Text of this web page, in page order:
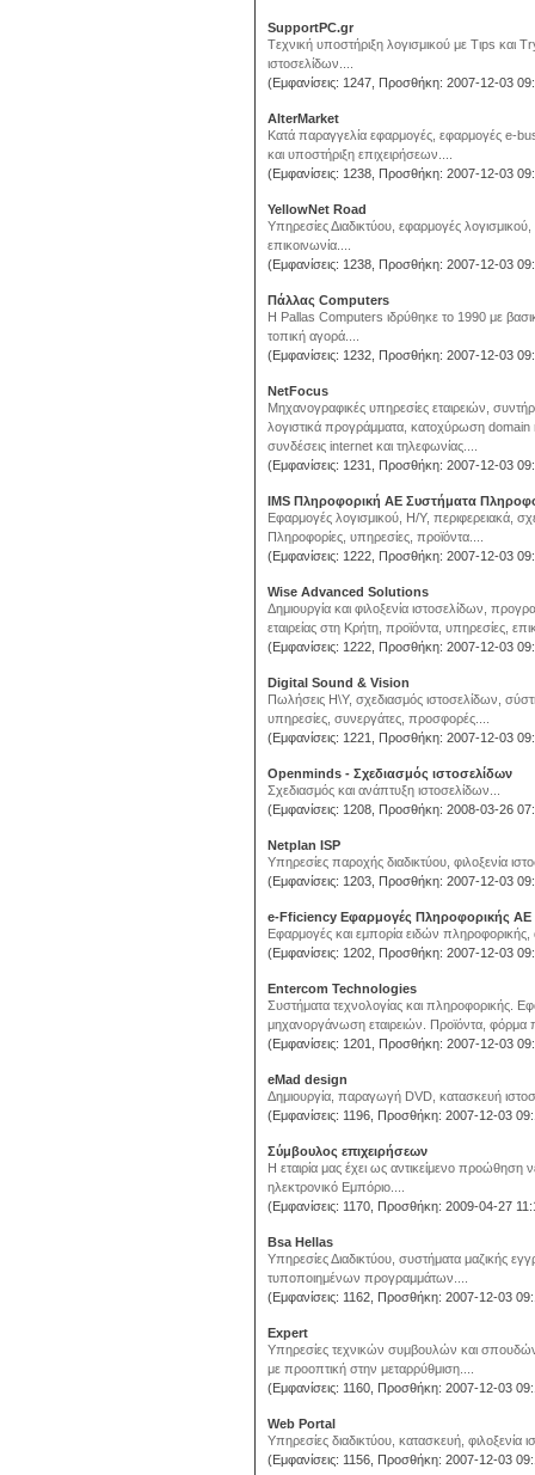
SupportPC.gr
Tεχνική υποστήριξη λογισμικού με Τιps και
ιστοσελίδων....
(Εμφανίσεις: 1247, Προσθήκη: 2007-12-03
AlterMarket
Kατά παραγγελία εφαρμογές, εφαρμογές e-
και υποστήριξη επιχειρήσεων....
(Εμφανίσεις: 1238, Προσθήκη: 2007-12-03
YellowNet Road
Υπηρεσίες Διαδικτύου, εφαρμογές
επικοινωνία....
(Εμφανίσεις: 1238, Προσθήκη: 2007-12-03
Πάλλας Computers
Η Pallas Computers ιδρύθηκε το 1990 με
τοπική αγορά....
(Εμφανίσεις: 1232, Προσθήκη: 2007-12-03
NetFocus
Μηχανογραφικές υπηρεσίες εταιρειών,
λογιστικά προγράμματα, κατοχύρωση domain
συνδέσεις internet και τηλεφωνίας....
(Εμφανίσεις: 1231, Προσθήκη: 2007-12-03
IMS Πληροφορική ΑΕ Συστήματα
Εφαρμογές λογισμικού, Η/Υ, περιφερειακά,
Πληροφορίες, υπηρεσίες, προϊόντα....
(Εμφανίσεις: 1222, Προσθήκη: 2007-12-03
Wise Advanced Solutions
Δημιουργία και φιλοξενία ιστοσελίδων,
εταιρείας στη Κρήτη, προϊόντα, υπηρεσίες,
(Εμφανίσεις: 1222, Προσθήκη: 2007-12-03
Digital Sound & Vision
Πωλήσεις Η\Υ, σχεδιασμός ιστοσελίδων,
υπηρεσίες, συνεργάτες, προσφορές....
(Εμφανίσεις: 1221, Προσθήκη: 2007-12-03
Openminds - Σχεδιασμός ιστοσελίδων
Σχεδιασμός και ανάπτυξη ιστοσελίδων...
(Εμφανίσεις: 1208, Προσθήκη: 2008-03-26
Netplan ISP
Υπηρεσίες παροχής διαδικτύου, φιλοξενία
(Εμφανίσεις: 1203, Προσθήκη: 2007-12-03
e-Fficiency Εφαρμογές Πληροφορικής ΑΕ
Εφαρμογές και εμπορία ειδών πληροφορικής,
(Εμφανίσεις: 1202, Προσθήκη: 2007-12-03
Entercom Technologies
Συστήματα τεχνολογίας και πληροφορικής.
μηχανοργάνωση εταιρειών. Προϊόντα, φόρμα
(Εμφανίσεις: 1201, Προσθήκη: 2007-12-03
eMad design
Δημιουργία, παραγωγή DVD, κατασκευή
(Εμφανίσεις: 1196, Προσθήκη: 2007-12-03
Σύμβουλος επιχειρήσεων
Η εταιρία μας έχει ως αντικείμενο
ηλεκτρονικό Εμπόριο....
(Εμφανίσεις: 1170, Προσθήκη: 2009-04-27
Bsa Hellas
Υπηρεσίες Διαδικτύου, συστήματα μαζικής
τυποποιημένων προγραμμάτων....
(Εμφανίσεις: 1162, Προσθήκη: 2007-12-03
Expert
Υπηρεσίες τεχνικών συμβουλών και
με προοπτική στην μεταρρύθμιση....
(Εμφανίσεις: 1160, Προσθήκη: 2007-12-03
Web Portal
Υπηρεσίες διαδικτύου, κατασκευή, φιλοξενία
(Εμφανίσεις: 1156, Προσθήκη: 2007-12-03